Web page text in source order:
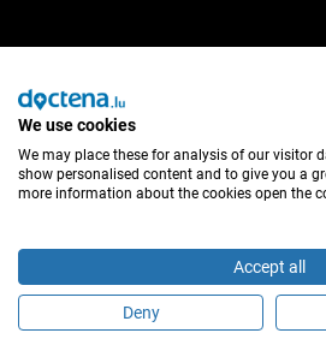
É este profissional de
We use cookies
We may place these for analysis of our visitor
show personalised content and to give you a
more information about the cookies open the
Accept all
Deny